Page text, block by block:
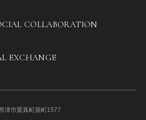
COLLABORATION
EXCHANGE
津市栗真町屋町1577